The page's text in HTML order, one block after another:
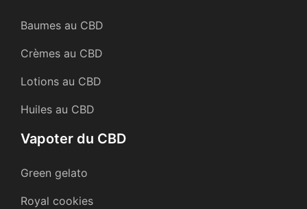
Baumes au CBD
Crèmes au CBD
Lotions au CBD
Huiles au CBD
Vapoter du CBD
Green gelato
Royal cookies